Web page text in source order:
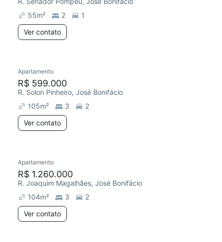
55m² 2
1
Ver contato
Apartamento
R$ 599.000
R. Solon Pinheiro, José Bonifácio
105m² 3
2
Ver contato
Apartamento
R$ 1.260.000
R. Joaquim Magalhães, José Bonifácio
104m² 3
2
Ver contato